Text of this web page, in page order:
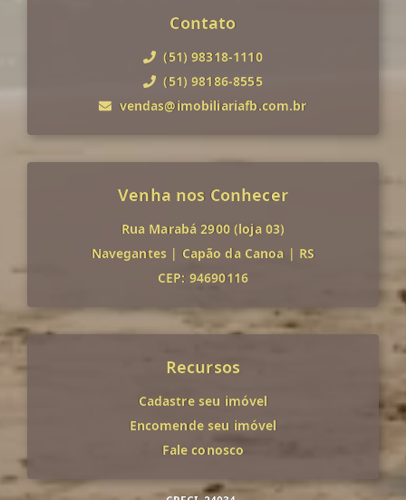
Contato
(51) 98318-1110
(51) 98186-8555
vendas@imobiliariafb.com.br
Venha nos Conhecer
Rua Marabá 2900 (loja 03)
Navegantes | Capão da Canoa | RS
CEP: 94690116
Recursos
Cadastre seu imóvel
Encomende seu imóvel
Fale conosco